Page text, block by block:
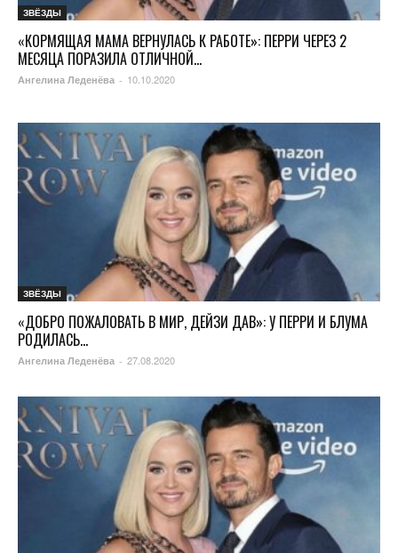
ЗВЁЗДЫ
«КОРМЯЩАЯ МАМА ВЕРНУЛАСЬ К РАБОТЕ»: ПЕРРИ ЧЕРЕЗ 2
МЕСЯЦА ПОРАЗИЛА ОТЛИЧНОЙ...
Ангелина Леденёва - 10.10.2020
ЗВЁЗДЫ
«ДОБРО ПОЖАЛОВАТЬ В МИР, ДЕЙЗИ ДАВ»: У ПЕРРИ И БЛУМА
РОДИЛАСЬ...
Ангелина Леденёва - 27.08.2020